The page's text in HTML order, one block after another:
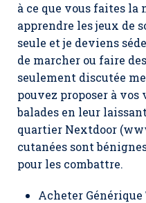
à ce que vous faites la
apprendre les jeux de
seule et je deviens
de marcher ou faire
seulement discutée
pouvez proposer à
balades en leur
quartier Nextdoor
cutanées sont
pour les combattre.
Acheter Générique